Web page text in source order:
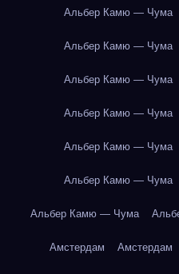
Альбер Камю — Чума
Альбер Камю — Чума
Альбер Камю — Чума
Альбер Камю — Чума
Альбер Камю — Чума
Альбер Камю — Чума
Альбер Камю — Чума
Амстердам Амстердам